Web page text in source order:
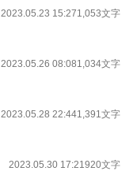
2023.05.23 15:271,053文字
2023.05.26 08:081,034文字
2023.05.28 22:441,391文字
2023.05.30 17:21920文字